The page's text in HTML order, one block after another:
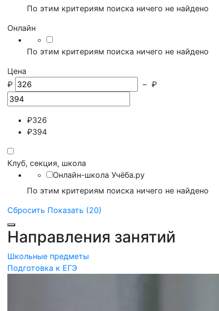
По этим критериям поиска ничего не найдено
Онлайн
По этим критериям поиска ничего не найдено
Цена
₽
– ₽
₽326
₽394
Клуб, секция, школа
Онлайн-школа Учёба.ру
По этим критериям поиска ничего не найдено
Сбросить Показать (20)
Направления занятий
Школьные предметы
Подготовка к ЕГЭ